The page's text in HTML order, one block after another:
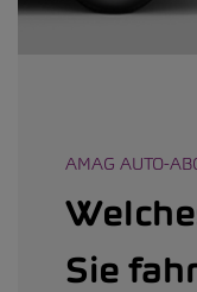
AMAG AUTO-
Sie